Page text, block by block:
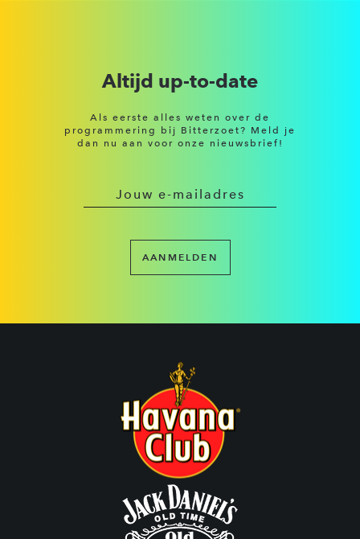
Altijd up-to-date
Als eerste alles weten over de
programmering bij Bitterzoet? Meld je
dan nu aan voor onze nieuwsbrief!
AANMELDEN